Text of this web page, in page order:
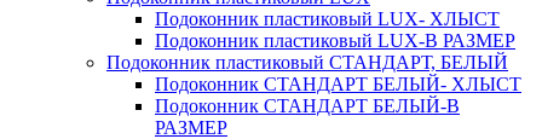
Подоконник пластиковый LUX- ХЛЫСТ
Подоконник пластиковый LUX-В РАЗМЕР
Подоконник пластиковый СТАНДАРТ, БЕЛЫЙ
Подоконник СТАНДАРТ БЕЛЫЙ- ХЛЫСТ
Подоконник СТАНДАРТ БЕЛЫЙ-В
РАЗМЕР